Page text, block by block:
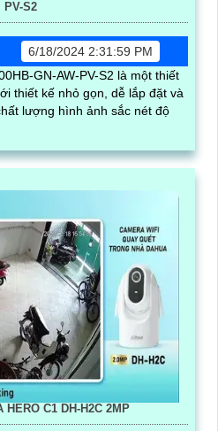
PV-S2
6/18/2024 2:31:59 PM
GN-AW-PV-S2 là một thiết
thiết kế nhỏ gọn, dễ lắp đặt và
HERO C1 DH-H2C 2MP